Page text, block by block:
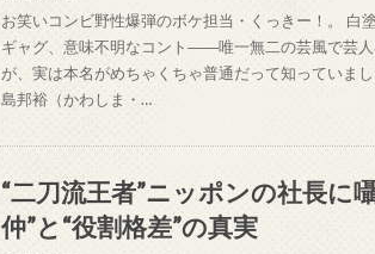
お笑いコンビ野性爆弾のボケ担当・くっきー！。 白
ギャグ、意味不明なコント――唯一無二の芸風で芸
が、実は本名がめちゃくちゃ普通だって知っていま
島邦裕（かわしま・…
“二刀流王者”ニッポンの社長に
仲”と“役割格差”の真実